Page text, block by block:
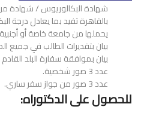
شهادة البكالوريوس / شهادة
بالقاهرة تفيد بما يعادل درجة
يحملها من جامعة خاصة أو
بيان بتقديرات الطالب في جميع
بيان بموافقة سفارة البلد
عدد 3 صور شخصية.
عدد 3 صور من جواز سفر ساري.
للحصول على الدكتوراه: